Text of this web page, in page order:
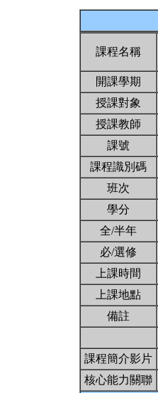
課程名稱
開課學期
授課對象
授課教師
課號
課程識別碼
班次
學分
全/半年
必/選修
上課時間
上課地點
備註
課程簡介影片
核心能力關聯